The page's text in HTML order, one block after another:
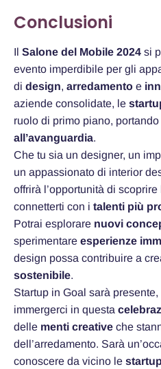
Conclusioni
Il Salone del Mobile 2024 si
evento imperdibile per gli
di design, arredamento e
aziende consolidate, le
ruolo di primo piano, portando
all’avanguardia.
Che tu sia un designer, un
un appassionato di interior
offrirà l’opportunità di scoprire
connetterti con i talenti più
Potrai esplorare nuovi
sperimentare esperienze
design possa contribuire a
sostenibile.
Startup in Goal sarà
immergerci in questa
delle menti creative che
dell’arredamento. Sarà
conoscere da vicino le